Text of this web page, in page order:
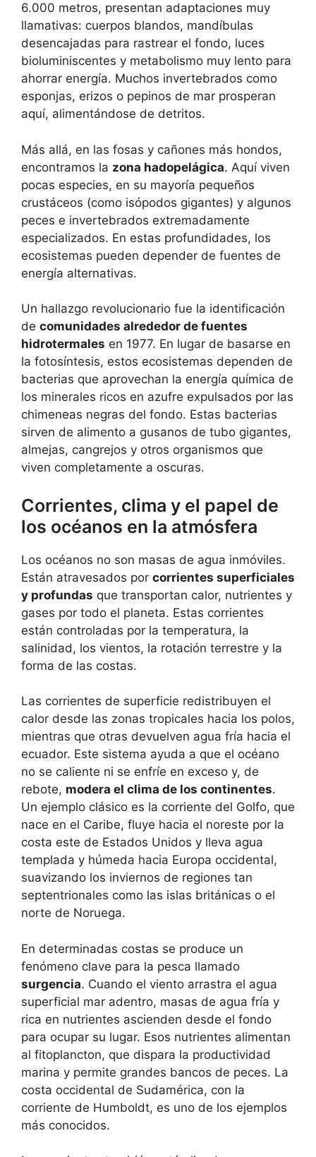
6.000 metros, presentan adaptaciones muy
llamativas: cuerpos blandos, mandíbulas
desencajadas para rastrear el fondo, luces
bioluminiscentes y metabolismo muy lento para
ahorrar energía. Muchos invertebrados como
esponjas, erizos o pepinos de mar prosperan
aquí, alimentándose de detritos.
Más allá, en las fosas y cañones más hondos,
encontramos la zona hadopelágica. Aquí viven
pocas especies, en su mayoría pequeños
crustáceos (como isópodos gigantes) y algunos
peces e invertebrados extremadamente
especializados. En estas profundidades, los
ecosistemas pueden depender de fuentes de
energía alternativas.
Un hallazgo revolucionario fue la identificación
de comunidades alrededor de fuentes
hidrotermales en 1977. En lugar de basarse en
la fotosíntesis, estos ecosistemas dependen de
bacterias que aprovechan la energía química de
los minerales ricos en azufre expulsados por las
chimeneas negras del fondo. Estas bacterias
sirven de alimento a gusanos de tubo gigantes,
almejas, cangrejos y otros organismos que
viven completamente a oscuras.
Corrientes, clima y el papel de
los océanos en la atmósfera
Los océanos no son masas de agua inmóviles.
Están atravesados por corrientes superficiales
y profundas que transportan calor, nutrientes y
gases por todo el planeta. Estas corrientes
están controladas por la temperatura, la
salinidad, los vientos, la rotación terrestre y la
forma de las costas.
Las corrientes de superficie redistribuyen el
calor desde las zonas tropicales hacia los polos,
mientras que otras devuelven agua fría hacia el
ecuador. Este sistema ayuda a que el océano
no se caliente ni se enfríe en exceso y, de
rebote, modera el clima de los continentes.
Un ejemplo clásico es la corriente del Golfo, que
nace en el Caribe, fluye hacia el noreste por la
costa este de Estados Unidos y lleva agua
templada y húmeda hacia Europa occidental,
suavizando los inviernos de regiones tan
septentrionales como las islas británicas o el
norte de Noruega.
En determinadas costas se produce un
fenómeno clave para la pesca llamado
surgencia. Cuando el viento arrastra el agua
superficial mar adentro, masas de agua fría y
rica en nutrientes ascienden desde el fondo
para ocupar su lugar. Esos nutrientes alimentan
al fitoplancton, que dispara la productividad
marina y permite grandes bancos de peces. La
costa occidental de Sudamérica, con la
corriente de Humboldt, es uno de los ejemplos
más conocidos.